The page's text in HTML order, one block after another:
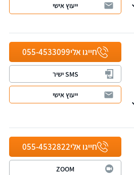
ייעוץ אישי
חייגו אלי055-4533099
SMS ישיר
ייעוץ אישי
חייגו אלי055-4532822
ZOOM